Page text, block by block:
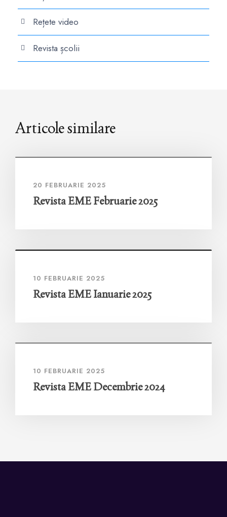
Rețete video
Revista școlii
Articole similare
20 FEBRUARIE 2025
Revista EME Februarie 2025
10 FEBRUARIE 2025
Revista EME Ianuarie 2025
10 FEBRUARIE 2025
Revista EME Decembrie 2024